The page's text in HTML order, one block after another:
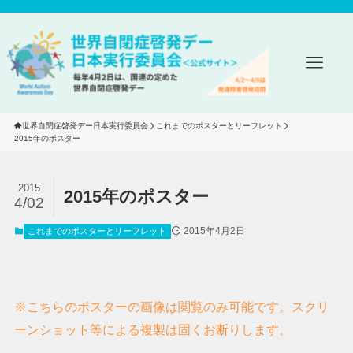
世界自閉症啓発デー日本実行委員会
これまでのポスターとリーフレット
2015年のポスター
2015年のポスター
2015
4/02
これまでのポスターとリーフレット 2015年4月2日
※こちらのポスターの画像は閲覧のみ可能です。スクリ
ーンショット等による複製は固くお断りします。